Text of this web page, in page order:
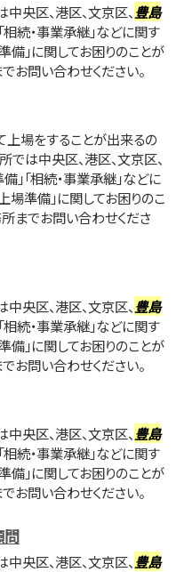
央区、港区、文京区、 豊島
相続・事業承継」などに関す
備」に関してお困りのことが
お問い合わせください。
上場をすることが出来るの
は中央区、港区、文京区、
」「相続・事業承継」などに
場準備」に関してお困りのこ
までお問い合わせくださ
央区、港区、文京区、 豊島
相続・事業承継」などに関す
備」に関してお困りのことが
お問い合わせください。
央区、港区、文京区、 豊島
相続・事業承継」などに関す
備」に関してお困りのことが
お問い合わせください。
問
央区、港区、文京区、 豊島